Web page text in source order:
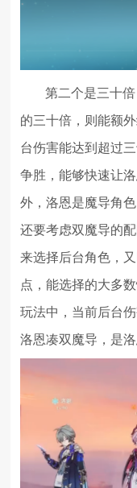
第二个是三十
的三十倍，则能额
台伤害能达到超过
争胜，能够快速让
外，洛恩是魔导角
还要考虑双魔导的
来选择后台角色，
点，能选择的大多
玩法中，当前后台
洛恩凑双魔导，是